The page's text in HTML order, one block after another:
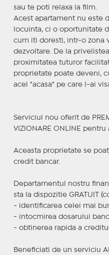
sau te poti relaxa la film.
Acest apartament nu este
locuinta, ci o oportunitate
cum iti doresti, intr-o zona
dezvoltare. De la
proximitatea tuturor
proprietate poate deveni,
acel "acasa" pe care l-ai
Serviciul nou oferit de
VIZIONARE ONLINE
Aceasta proprietate se
credit bancar.
Departamentul nostru
sta la dispozitie GRATUIT
- identificarea celei mai
- intocmirea dosarului
- obtinerea rapida a
Beneficiati de un serviciu